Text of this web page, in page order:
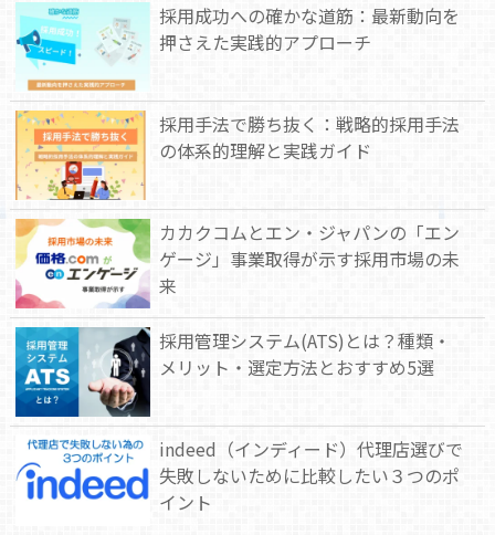
採用成功への確かな道筋：最新動向を
押さえた実践的アプローチ
採用手法で勝ち抜く：戦略的採用手法
の体系的理解と実践ガイド
カカクコムとエン・ジャパンの「エン
ゲージ」事業取得が示す採用市場の未
来
採用管理システム(ATS)とは？種類・
メリット・選定方法とおすすめ5選
indeed（インディード）代理店選びで
失敗しないために比較したい３つのポ
イント